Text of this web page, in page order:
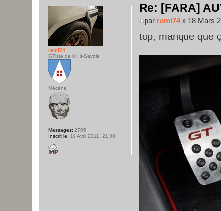
Re: [FARA]
par remi74» 18 Mars
top, manque que
remi74
GTiste de la Ht-Savoie
Mécène
Messages: 2705
Inscrit le: 19 Avril 2011, 21:08